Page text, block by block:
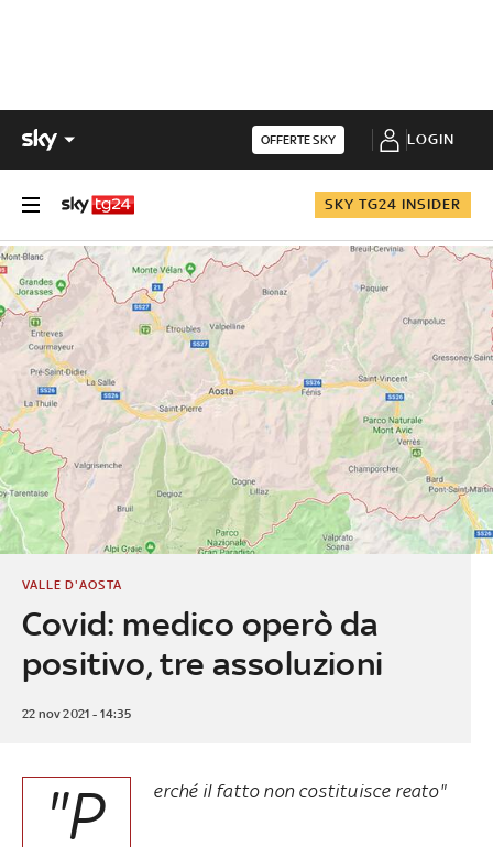
OFFERTE SKY LOGIN
SKY TG24 INSIDER
Covid: medico operò da
positivo, tre assoluzioni
VALLE D'AOSTA
22 nov 2021 - 14:35
"P erché il fatto non costituisce reato"